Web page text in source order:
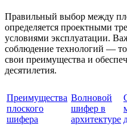
Правильный выбор между
определяется проектными
условиями эксплуатации.
соблюдение технологий —
свои преимущества и
десятилетия.
Преимущества
плоского
шифера
Волновой
шифер в
архитектуре